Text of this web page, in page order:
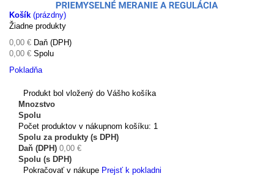
Košík (prázdny)
Žiadne produkty
0,00 € Daň (DPH)
0,00 € Spolu
Pokladňa
Produkt bol vložený do Vášho košíka
Mnozstvo
Spolu
Počet produktov v nákupnom košíku: 1
Spolu za produkty (s DPH)
Daň (DPH) 0,00 €
Spolu (s DPH)
Pokračovať v nákupe Prejsť k pokladni